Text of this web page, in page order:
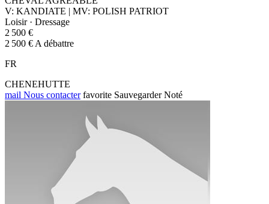
V: KANDIATE | MV: POLISH PATRIOT
Loisir · Dressage
2 500 €
2 500 € A débattre
FR
CHENEHUTTE
mail Nous contacter favorite Sauvegarder Noté